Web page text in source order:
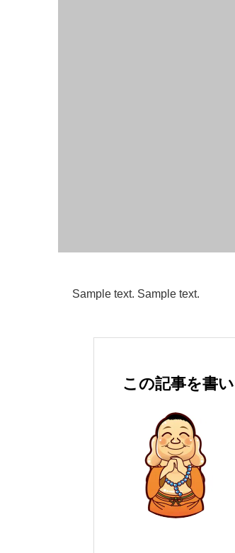
Sample text. Sample text.
この記事を書